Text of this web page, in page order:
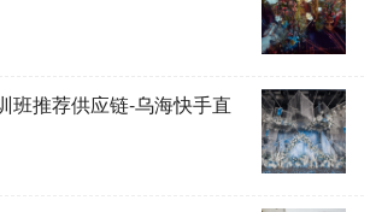
班推荐供应链-乌海快手直